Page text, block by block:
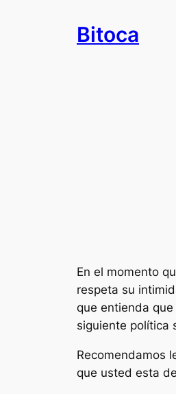
Bitoca
En el momento
respeta su
que entienda
siguiente política
Recomendamos
que usted esta